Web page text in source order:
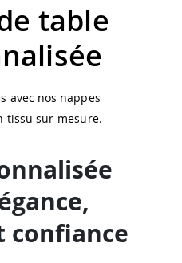
table
avec nos nappes
tissu sur-mesure.
confiance